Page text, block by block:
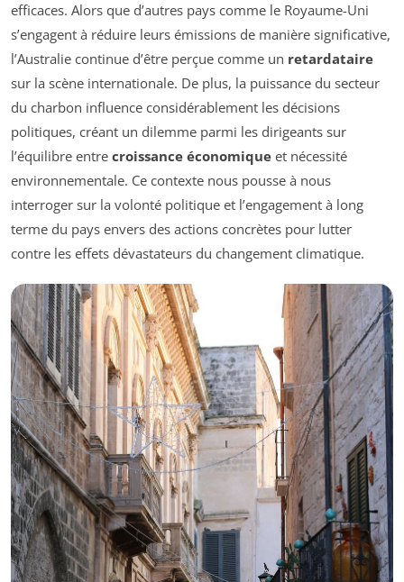
efficaces. Alors que d’autres pays comme le Royaume-Uni
s’engagent à réduire leurs émissions de manière significative,
l’Australie continue d’être perçue comme un retardataire
sur la scène internationale. De plus, la puissance du secteur
du charbon influence considérablement les décisions
politiques, créant un dilemme parmi les dirigeants sur
l’équilibre entre croissance économique et nécessité
environnementale. Ce contexte nous pousse à nous
interroger sur la volonté politique et l’engagement à long
terme du pays envers des actions concrètes pour lutter
contre les effets dévastateurs du changement climatique.